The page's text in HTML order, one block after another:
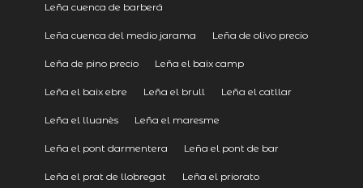
Leña cuenca de barberá
Leña cuenca del medio jarama Leña de olivo precio
Leña de pino precio Leña el baix camp
Leña el baix ebre Leña el brull Leña el catllar
Leña el lluanès Leña el maresme
Leña el pont darmentera Leña el pont de bar
Leña el prat de llobregat Leña el priorato